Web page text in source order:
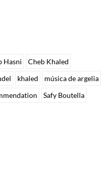
Hasni
Cheb Khaled
khaled
música de argelia
Safy Boutella